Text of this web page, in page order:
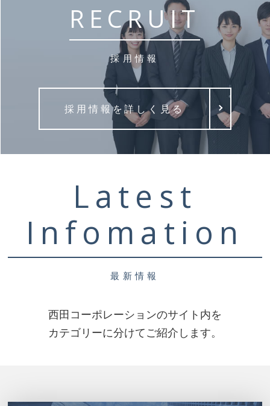
RECRUIT
採用情報
採用情報を詳しく見る
Latest
Infomation
最新情報
西田コーポレーションのサイト内を
カテゴリーに分けてご紹介します。